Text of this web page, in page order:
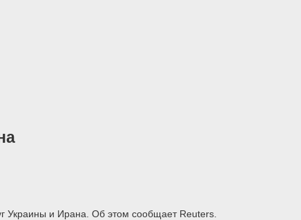
Украины и Ирана. Об этом сообщает Reuters.